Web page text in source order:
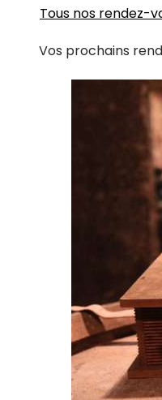
Tous nos rendez-
Vos prochains